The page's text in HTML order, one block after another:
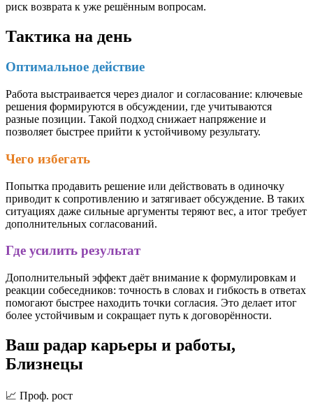
риск возврата к уже решённым вопросам.
Тактика на день
Оптимальное действие
Работа выстраивается через диалог и согласование: ключевые
решения формируются в обсуждении, где учитываются
разные позиции. Такой подход снижает напряжение и
позволяет быстрее прийти к устойчивому результату.
Чего избегать
Попытка продавить решение или действовать в одиночку
приводит к сопротивлению и затягивает обсуждение. В таких
ситуациях даже сильные аргументы теряют вес, а итог требует
дополнительных согласований.
Где усилить результат
Дополнительный эффект даёт внимание к формулировкам и
реакции собеседников: точность в словах и гибкость в ответах
помогают быстрее находить точки согласия. Это делает итог
более устойчивым и сокращает путь к договорённости.
Ваш радар карьеры и работы,
Близнецы
📈 Проф. рост